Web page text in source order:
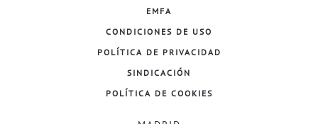
EMFA
CONDICIONES DE USO
POLÍTICA DE PRIVACIDAD
SINDICACIÓN
POLÍTICA DE COOKIES